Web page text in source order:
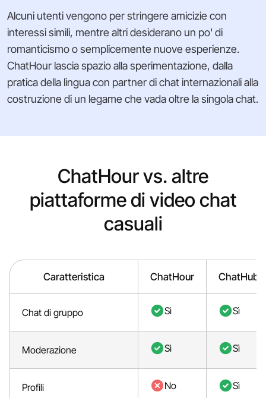
Alcuni utenti vengono per stringere amicizie con
interessi simili, mentre altri desiderano un po' di
romanticismo o semplicemente nuove esperienze.
ChatHour lascia spazio alla sperimentazione, dalla
pratica della lingua con partner di chat internazionali alla
costruzione di un legame che vada oltre la singola chat.
ChatHour vs. altre
piattaforme di video chat
casuali
Caratteristica ChatHour ChatHub
Chat di gruppo Sì Sì
Moderazione Sì Sì
Profili No Sì